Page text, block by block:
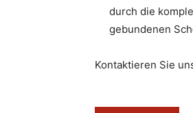
durch die
gebundenen
Kontaktieren Sie